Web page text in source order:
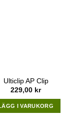
Ulticlip AP Clip
229,00 kr
I VARUKORG